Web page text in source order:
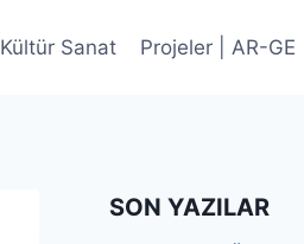
Kültür Sanat Projeler | AR-GE
SON YAZILAR